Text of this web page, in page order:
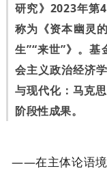
研究》2023年第
称为《资本幽灵
生”“来世”》。
会主义政治经济
与现代化：马克
阶段性成果。
——在主体论语境